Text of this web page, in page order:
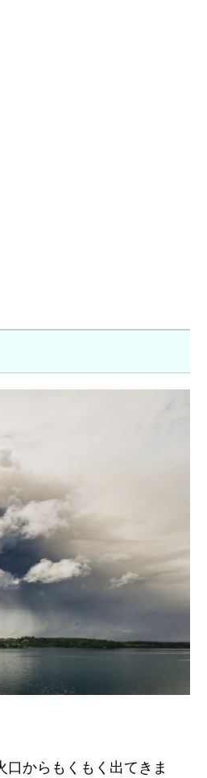
からもくもく出てきま